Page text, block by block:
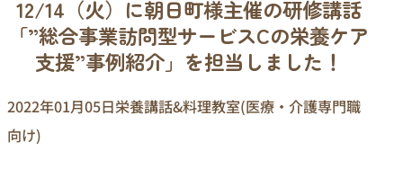
12/14（火）に朝日町様主催の研修講話
「”総合事業訪問型サービスCの栄養ケア
支援”事例紹介」を担当しました！
2022年01月05日栄養講話&料理教室(医療・介護専門職
向け)